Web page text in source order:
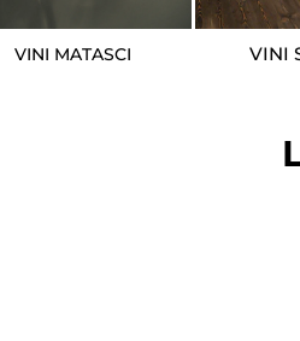
VINI MATASCI VINI